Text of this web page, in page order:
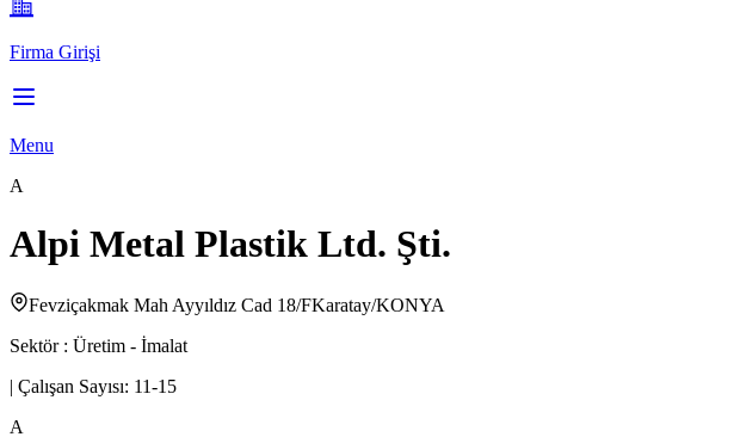
Firma Girişi
Menu
A
Alpi Metal Plastik Ltd. Şti.
Fevziçakmak Mah Ayyıldız Cad 18/FKaratay/KONYA
Sektör : Üretim - İmalat
| Çalışan Sayısı: 11-15
A